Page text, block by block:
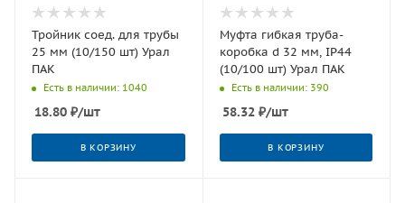
Тройник соед. для трубы
25 мм (10/150 шт) Урал
ПАК
Есть в наличии: 1040
18.80 ₽/шт
В КОРЗИНУ
Муфта гибкая труба-
коробка d 32 мм, IP44
(10/100 шт) Урал ПАК
Есть в наличии: 390
58.32₽/шт
В КОРЗИНУ